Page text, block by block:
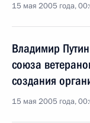
15 мая 2005 года,
Владимир
союза
создания
15 мая 2005 года,